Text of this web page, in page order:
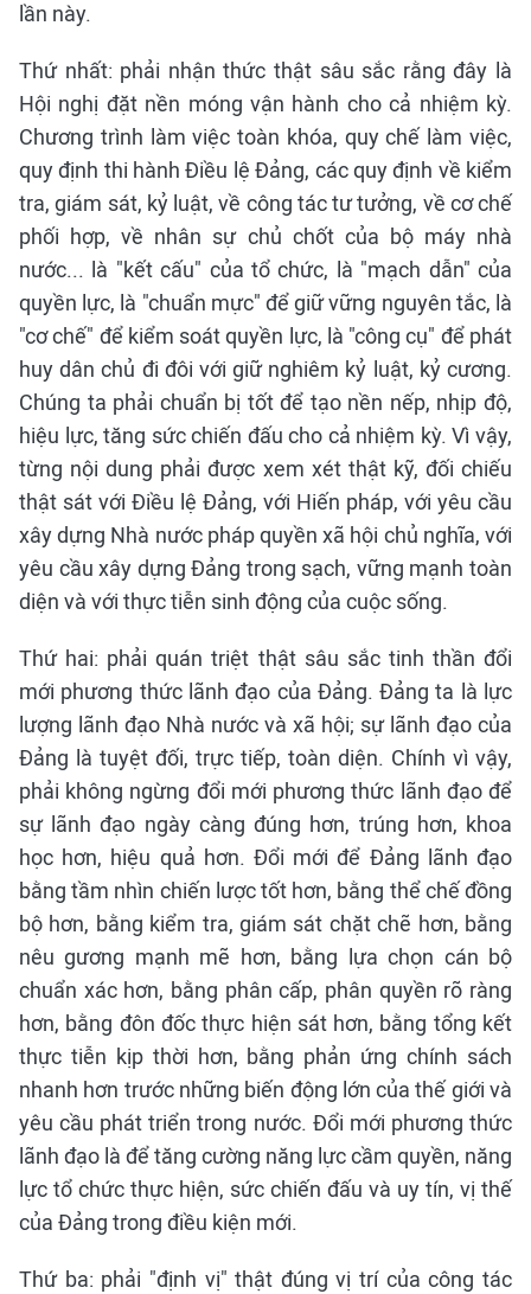
lần này.
Thứ nhất: phải nhận thức thật sâu sắc rằng đây là
Hội nghị đặt nền móng vận hành cho cả nhiệm kỳ.
Chương trình làm việc toàn khóa, quy chế làm việc,
quy định thi hành Điều lệ Đảng, các quy định về kiểm
tra, giám sát, kỷ luật, về công tác tư tưởng, về cơ chế
phối hợp, về nhân sự chủ chốt của bộ máy nhà
nước... là "kết cấu" của tổ chức, là "mạch dẫn" của
quyền lực, là "chuẩn mực" để giữ vững nguyên tắc, là
"cơ chế" để kiểm soát quyền lực, là "công cụ" để phát
huy dân chủ đi đôi với giữ nghiêm kỷ luật, kỷ cương.
Chúng ta phải chuẩn bị tốt để tạo nền nếp, nhịp độ,
hiệu lực, tăng sức chiến đấu cho cả nhiệm kỳ. Vì vậy,
từng nội dung phải được xem xét thật kỹ, đối chiếu
thật sát với Điều lệ Đảng, với Hiến pháp, với yêu cầu
xây dựng Nhà nước pháp quyền xã hội chủ nghĩa, với
yêu cầu xây dựng Đảng trong sạch, vững mạnh toàn
diện và với thực tiễn sinh động của cuộc sống.
Thứ hai: phải quán triệt thật sâu sắc tinh thần đổi
mới phương thức lãnh đạo của Đảng. Đảng ta là lực
lượng lãnh đạo Nhà nước và xã hội; sự lãnh đạo của
Đảng là tuyệt đối, trực tiếp, toàn diện. Chính vì vậy,
phải không ngừng đổi mới phương thức lãnh đạo để
sự lãnh đạo ngày càng đúng hơn, trúng hơn, khoa
học hơn, hiệu quả hơn. Đổi mới để Đảng lãnh đạo
bằng tầm nhìn chiến lược tốt hơn, bằng thể chế đồng
bộ hơn, bằng kiểm tra, giám sát chặt chẽ hơn, bằng
nêu gương mạnh mẽ hơn, bằng lựa chọn cán bộ
chuẩn xác hơn, bằng phân cấp, phân quyền rõ ràng
hơn, bằng đôn đốc thực hiện sát hơn, bằng tổng kết
thực tiễn kịp thời hơn, bằng phản ứng chính sách
nhanh hơn trước những biến động lớn của thế giới và
yêu cầu phát triển trong nước. Đổi mới phương thức
lãnh đạo là để tăng cường năng lực cầm quyền, năng
lực tổ chức thực hiện, sức chiến đấu và uy tín, vị thế
của Đảng trong điều kiện mới.
Thứ ba: phải "định vị" thật đúng vị trí của công tác